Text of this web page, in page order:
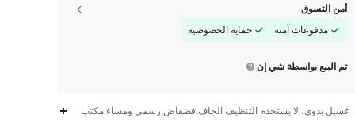
أمن التسوق
مدفوعات آمنة
حماية الخصوصية
تم البيع بواسطة شي إن
غسيل يدوي، لا يستخدم التنظيف الجاف,فضفاض,رسمي ومساء,مكتب